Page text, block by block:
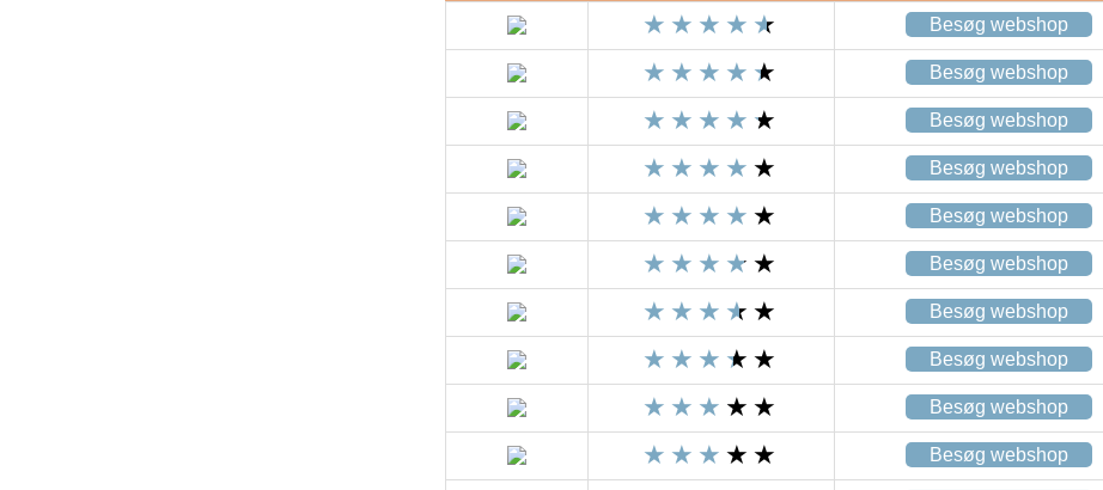
Besøg webshop
Besøg webshop
Besøg webshop
Besøg webshop
Besøg webshop
Besøg webshop
Besøg webshop
Besøg webshop
Besøg webshop
Besøg webshop